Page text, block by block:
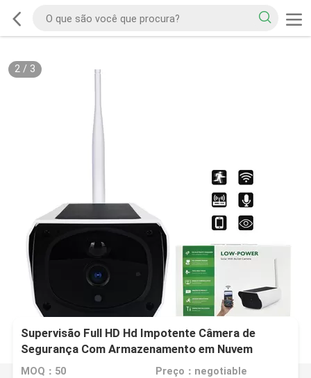
2/ 3
Supervisão Full HD Hd Impotente Câmera de
Segurança Com Armazenamento em Nuvem
Gratuito
MOQ：50 Preço：negotiable